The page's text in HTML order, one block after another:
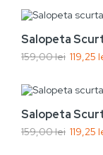
-25%
Nou
Salopeta
159,00 lei 119,25
-25%
Nou
Salopeta
159,00 lei 119,25